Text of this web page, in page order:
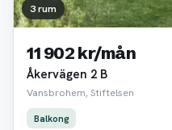
3 rum
11 902 kr/mån
Åkervägen 2 B
Vansbrohem, Stiftelsen
Balkong